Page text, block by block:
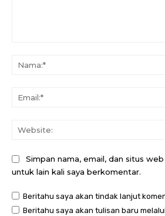
Simpan nama, email, dan situs
untuk lain kali saya berkomentar.
Beritahu saya akan tindak lanjut
Beritahu saya akan tulisan baru